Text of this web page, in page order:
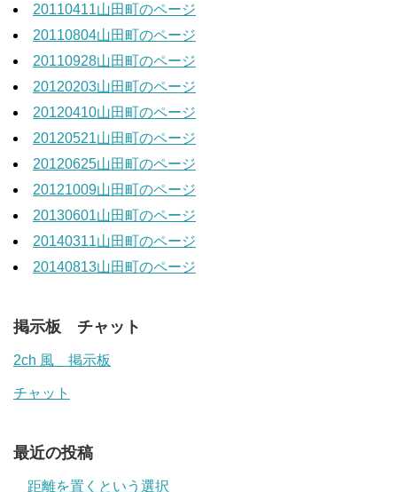
20110411山田町のページ
20110804山田町のページ
20110928山田町のページ
20120203山田町のページ
20120410山田町のページ
20120521山田町のページ
20120625山田町のページ
20121009山田町のページ
20130601山田町のページ
20140311山田町のページ
20140813山田町のページ
掲示板 チャット
2ch 風 掲示板
チャット
最近の投稿
距離を置くという選択